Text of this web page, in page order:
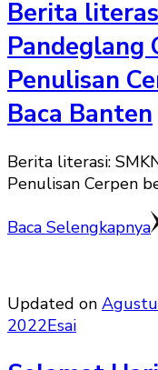
Berita
Pandeglang
Penulisan
Baca Banten
Berita literasi:
Penulisan Cerpen
Baca Selengkapnya
Updated on
2022Esai